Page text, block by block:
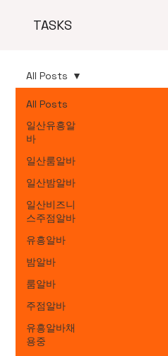
TASKS
All Posts
일산유흥알
바
일산룸알바
일산밤알바
일산비즈니
스주점알바
유흥알바
밤알바
룸알바
주점알바
유흥알바채
용중
All Posts